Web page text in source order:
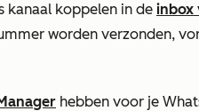
kanaal koppelen in de inbox
worden verzonden,
hebben voor je